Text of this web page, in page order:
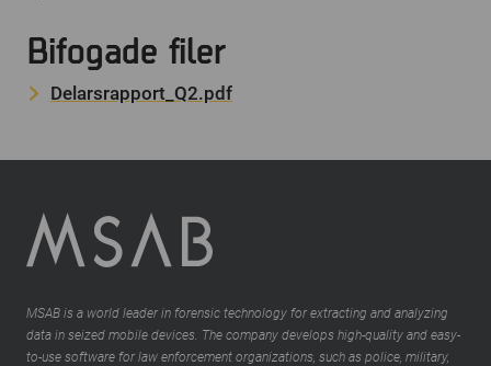
Bifogade filer
Delarsrapport_Q2.pdf
MSAB is a world leader in forensic technology for extracting and analyzing
data in seized mobile devices. The company develops high-quality and easy-
to-use software for law enforcement organizations, such as police, military,